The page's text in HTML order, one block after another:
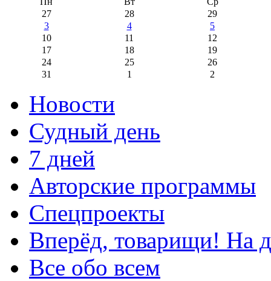
27
28
29
3
4
5
10
11
12
17
18
19
24
25
26
31
1 2
Новости
Судный день
7 дней
Авторские программы
Спецпроекты
Вперёд, товарищи! На
Все обо всем